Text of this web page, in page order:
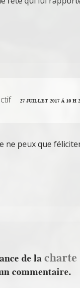
27 JUILLET 2017 Á 10 H
ne peux que
de lacharte
commentaire.